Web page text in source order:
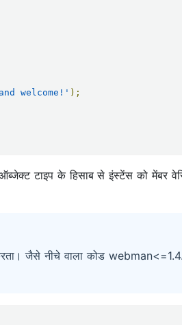
welcome!' );
टाइप के हिसाब से इंस्टेंस को मेंबर
जैसे नीचे वाला कोड